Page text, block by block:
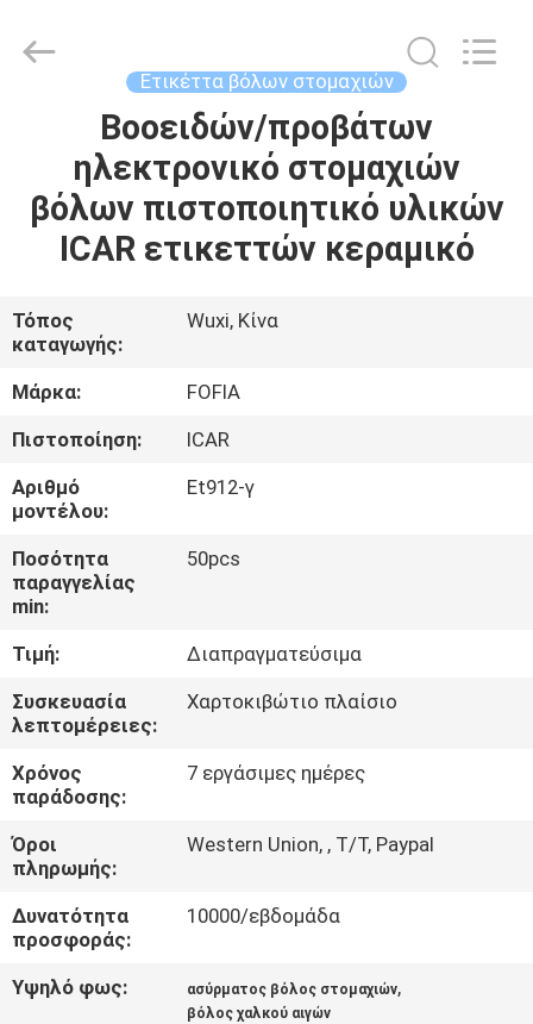
ΠΡΟΪΌΝΤΑ
ΠΕΡΊΠΟΥ
ΕΜΕΊΣ
ΓΎΡΟΣ
ΕΡΓΟΣΤΑΣΊΩΝ
ΠΟΙΟΤΙΚΌΣ
ΜΑΣ
ΕΛΆΤΕ
ΣΕ
ΕΠΑΦΉ
ΜΕ
ΕΙΔΉΣΕΙΣ
Technology
Ετικέττα βόλων στομαχιών
Βοοειδών/προβάτων
ηλεκτρονικό στομαχιών
βόλων πιστοποιητικό υλικών
ICAR ετικεττών κεραμικό
Τόπος
καταγωγής:
Wuxi, Κίνα
Μάρκα:
FOFIA
Πιστοποίηση:
ICAR
Αριθμό
μοντέλου:
Et912-γ
Ποσότητα
παραγγελίας
min:
50pcs
Τιμή:
Διαπραγματεύσιμα
Συσκευασία
λεπτομέρειες:
Χαρτοκιβώτιο πλαίσιο
Χρόνος
παράδοσης:
7 εργάσιμες ημέρες
Όροι
πληρωμής:
Western Union, , T/T, Paypal
Δυνατότητα
προσφοράς:
10000/εβδομάδα
Υψηλό φως: ασύρματος βόλος στομαχιών,
βόλος χαλκού αιγών